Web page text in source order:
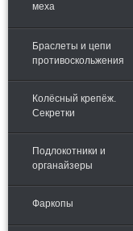
меха
Браслеты и цепи
противоскольжения
Колёсный крепёж.
Секретки
Подлокотники и
органайзеры
Фаркопы